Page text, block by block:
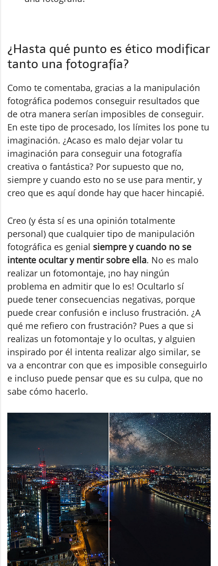
¿Hasta qué punto es ético modificar
tanto una fotografía?
Como te comentaba, gracias a la manipulación
fotográfica podemos conseguir resultados que
de otra manera serían imposibles de conseguir.
En este tipo de procesado, los límites los pone tu
imaginación. ¿Acaso es malo dejar volar tu
imaginación para conseguir una fotografía
creativa o fantástica? Por supuesto que no,
siempre y cuando esto no se use para mentir, y
creo que es aquí donde hay que hacer hincapié.
Creo (y ésta sí es una opinión totalmente
personal) que cualquier tipo de manipulación
fotográfica es genial siempre y cuando no se
intente ocultar y mentir sobre ella. No es malo
realizar un fotomontaje, ¡no hay ningún
problema en admitir que lo es! Ocultarlo sí
puede tener consecuencias negativas, porque
puede crear confusión e incluso frustración. ¿A
qué me refiero con frustración? Pues a que si
realizas un fotomontaje y lo ocultas, y alguien
inspirado por él intenta realizar algo similar, se
va a encontrar con que es imposible conseguirlo
e incluso puede pensar que es su culpa, que no
sabe cómo hacerlo.